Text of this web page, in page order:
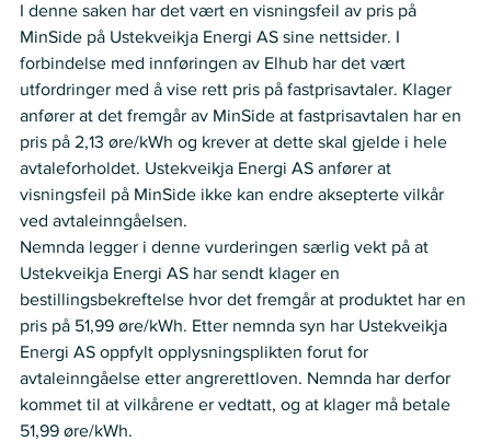
I denne saken har det vært en visningsfeil av pris på
MinSide på Ustekveikja Energi AS sine nettsider. I
forbindelse med innføringen av Elhub har det vært
utfordringer med å vise rett pris på fastprisavtaler. Klager
anfører at det fremgår av MinSide at fastprisavtalen har en
pris på 2,13 øre/kWh og krever at dette skal gjelde i hele
avtaleforholdet. Ustekveikja Energi AS anfører at
visningsfeil på MinSide ikke kan endre aksepterte vilkår
ved avtaleinngåelsen.
Nemnda legger i denne vurderingen særlig vekt på at
Ustekveikja Energi AS har sendt klager en
bestillingsbekreftelse hvor det fremgår at produktet har en
pris på 51,99 øre/kWh. Etter nemnda syn har Ustekveikja
Energi AS oppfylt opplysningsplikten forut for
avtaleinngåelse etter angrerettloven. Nemnda har derfor
kommet til at vilkårene er vedtatt, og at klager må betale
51,99 øre/kWh.